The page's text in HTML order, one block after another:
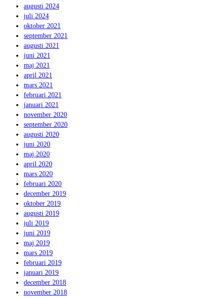
augusti 2024
juli 2024
oktober 2021
september 2021
augusti 2021
juni 2021
maj 2021
april 2021
mars 2021
februari 2021
januari 2021
november 2020
september 2020
augusti 2020
juni 2020
maj 2020
april 2020
mars 2020
februari 2020
december 2019
oktober 2019
augusti 2019
juli 2019
juni 2019
maj 2019
mars 2019
februari 2019
januari 2019
december 2018
november 2018